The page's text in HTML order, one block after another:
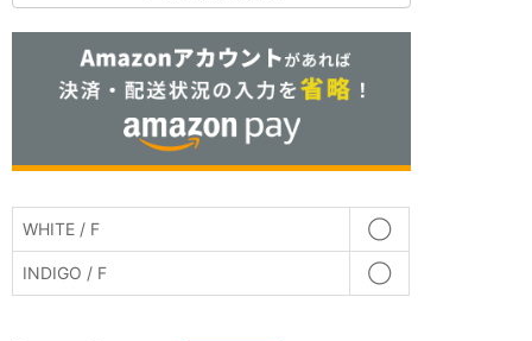
WHITE / F ◯
INDIGO / F ◯